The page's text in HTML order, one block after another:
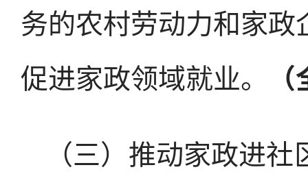
务的农村劳动力和家
促进家政领域就业。
（三）推动家政进